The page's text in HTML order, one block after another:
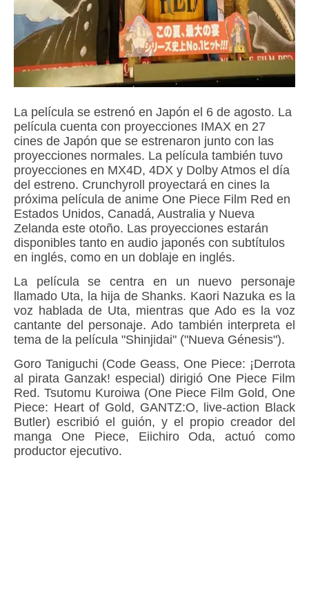
La película se estrenó en Japón el 6 de agosto. La
película cuenta con proyecciones IMAX en 27
cines de Japón que se estrenaron junto con las
proyecciones normales. La película también tuvo
proyecciones en MX4D, 4DX y Dolby Atmos el día
del estreno. Crunchyroll proyectará en cines la
próxima película de anime One Piece Film Red en
Estados Unidos, Canadá, Australia y Nueva
Zelanda este otoño. Las proyecciones estarán
disponibles tanto en audio japonés con subtítulos
en inglés, como en un doblaje en inglés.
La película se centra en un nuevo personaje
llamado Uta, la hija de Shanks. Kaori Nazuka es la
voz hablada de Uta, mientras que Ado es la voz
cantante del personaje. Ado también interpreta el
tema de la película "Shinjidai" ("Nueva Génesis").
Goro Taniguchi (Code Geass, One Piece: ¡Derrota
al pirata Ganzak! especial) dirigió One Piece Film
Red. Tsutomu Kuroiwa (One Piece Film Gold, One
Piece: Heart of Gold, GANTZ:O, live-action Black
Butler) escribió el guión, y el propio creador del
manga One Piece, Eiichiro Oda, actuó como
productor ejecutivo.